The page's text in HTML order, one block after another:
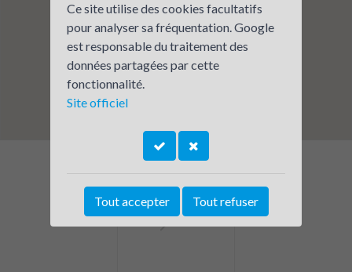
Ce site utilise des cookies facultatifs
pour analyser sa fréquentation. Google
est responsable du traitement des
données partagées par cette
fonctionnalité.
Site officiel
Tout accepter Tout refuser